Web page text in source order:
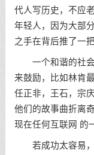
代人写历史，不应
年轻人，因为大部
之手在背后推了一把
一个和谐的社会
来鼓励，比如林肯
任正非，王石，宗
他们的故事曲折离
现在任何互联网 的
若成功太容易，